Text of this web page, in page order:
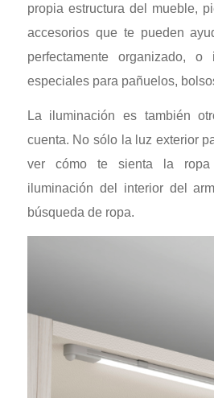
propia estructura del mueble,
accesorios que te pueden
perfectamente organizado,
especiales para pañuelos,
La iluminación es también
cuenta. No sólo la luz exterior
ver cómo te sienta la ropa
iluminación del interior del
búsqueda de ropa.